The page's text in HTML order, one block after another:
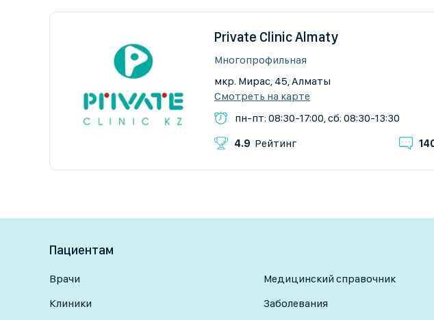
Private Clinic Almaty
Многопрофильная
мкр. Мирас, 45, Алматы
Смотреть на карте
пн-пт: 08:30-17:00, сб: 08:30-13:30
4.9 Рейтинг
Пациентам
Врачи
Клиники
Медицинский справочник
Заболевания